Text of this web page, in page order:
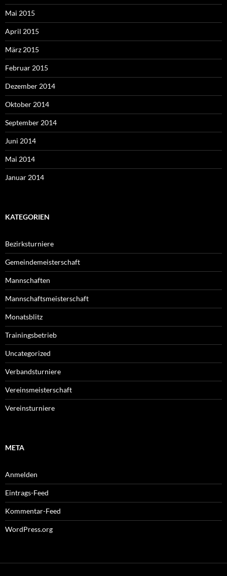
Mai 2015
April 2015
März 2015
Februar 2015
Dezember 2014
Oktober 2014
September 2014
Juni 2014
Mai 2014
Januar 2014
KATEGORIEN
Bezirksturniere
Gemeindemeisterschaft
Mannschaften
Mannschaftsmeisterschaft
Monatsblitz
Trainingsbetrieb
Uncategorized
Verbandsturniere
Vereinsmeisterschaft
Vereinsturniere
META
Anmelden
Eintrags-Feed
Kommentar-Feed
WordPress.org